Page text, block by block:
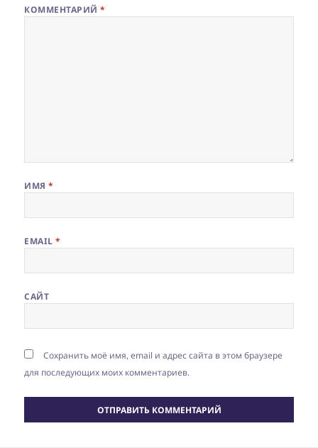
КОММЕНТАРИЙ*
ИМЯ*
EMAIL*
САЙТ
Сохранить моё имя, email и адрес сайта в этом браузере
для последующих моих комментариев.